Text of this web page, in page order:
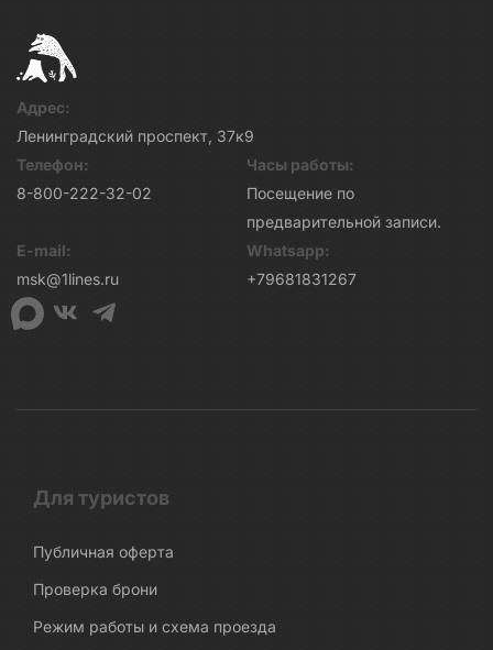
Адрес:
Ленинградский проспект, 37к9
Телефон:
8-800-222-32-02
Часы работы:
Посещение по
предварительной записи.
E-mail:
msk@1lines.ru
Whatsapp:
+79681831267
Для туристов
Публичная оферта
Проверка брони
Режим работы и схема проезда